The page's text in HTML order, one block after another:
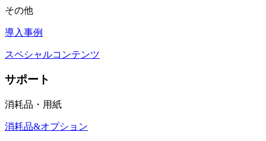
その他
導入事例
スペシャルコンテンツ
サポート
消耗品・用紙
消耗品&オプション